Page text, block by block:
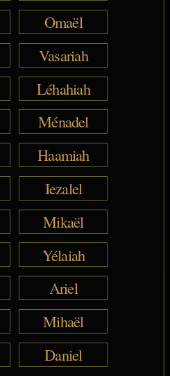
Omaël
Vasariah
Léhahiah
Ménadel
Haamiah
Iezalel
Mikaël
Yélaiah
Ariel
Mihaël
Daniel